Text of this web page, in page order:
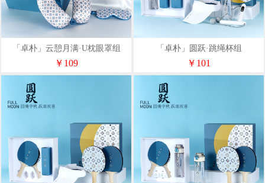
「卓朴」云憩月满·U枕眼罩组
￥109
「卓朴」圆跃·跳绳杯组
￥101